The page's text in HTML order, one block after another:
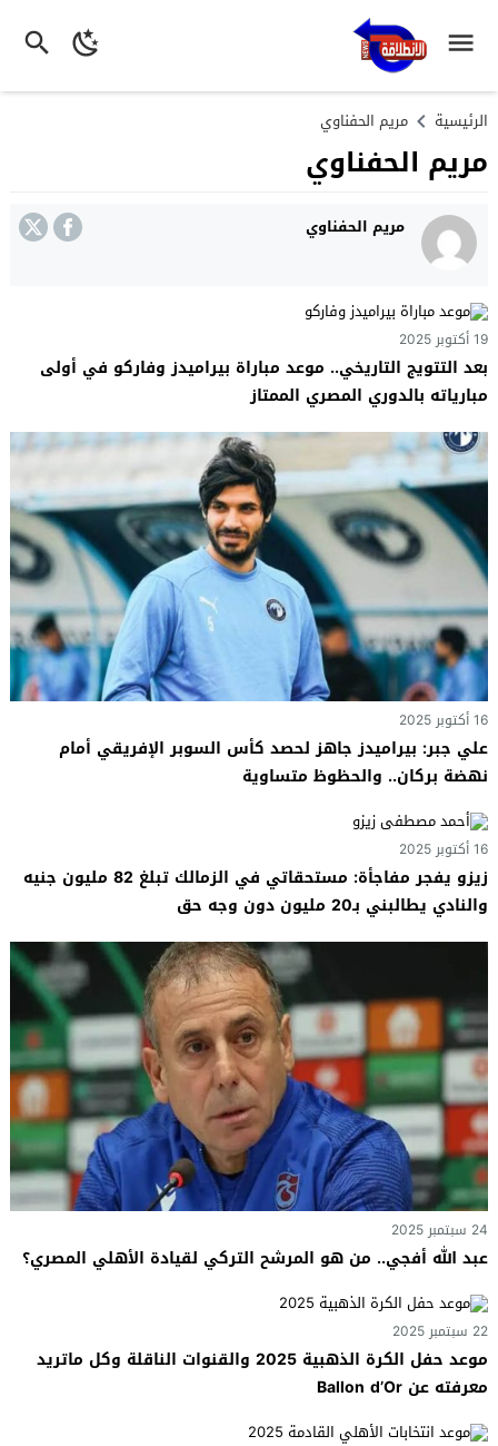
الرئيسية مريم الحفناوي
مريم الحفناوي
مريم الحفناوي
19 أكتوبر 2025
بعد التتويج التاريخي.. موعد مباراة بيراميدز وفاركو في أولى
مبارياته بالدوري المصري الممتاز
16 أكتوبر 2025
علي جبر: بيراميدز جاهز لحصد كأس السوبر الإفريقي أمام
نهضة بركان.. والحظوظ متساوية
16 أكتوبر 2025
زيزو يفجر مفاجأة: مستحقاتي في الزمالك تبلغ 82 مليون جنيه
والنادي يطالبني بـ20 مليون دون وجه حق
24 سبتمبر 2025
عبد الله أفجي.. من هو المرشح التركي لقيادة الأهلي المصري؟
22 سبتمبر 2025
موعد حفل الكرة الذهبية 2025 والقنوات الناقلة وكل ماتريد
معرفته عن Ballon d’Or